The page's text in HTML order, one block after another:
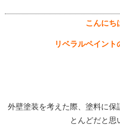
こんにち
リベラルペイント
外壁塗装を考えた際、塗料に保
とんどだと思